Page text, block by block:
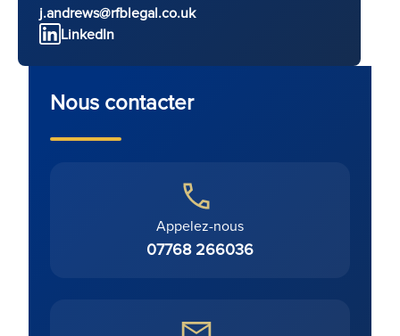
j.andrews@rfblegal.co.uk
LinkedIn
Nous contacter
Appelez-nous
07768 266036